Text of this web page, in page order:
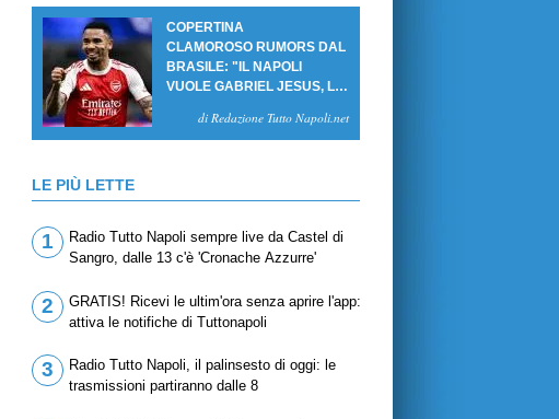
COPERTINA
CLAMOROSO RUMORS DAL
BRASILE: "IL NAPOLI
VUOLE GABRIEL JESUS, LE
di Redazione Tutto Napoli.net
LE PIÙ LETTE
1
Radio Tutto Napoli sempre live da Castel di
Sangro, dalle 13 c'è 'Cronache Azzurre'
2
GRATIS! Ricevi le ultim'ora senza aprire l'app:
attiva le notifiche di Tuttonapoli
3
Radio Tutto Napoli, il palinsesto di oggi: le
trasmissioni partiranno dalle 8